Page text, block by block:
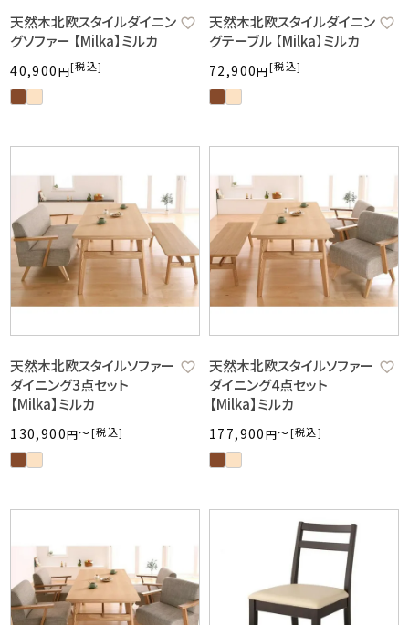
天然木北欧スタイルダイニン
グソファー 【Milka】ミルカ
40,900 税込
天然木北欧スタイルダイニン
グテーブル 【Milka】ミルカ
72,900 税込
天然木北欧スタイルソファー
ダイニング3点セット
【Milka】ミルカ
130,900 税込
〜
天然木北欧スタイルソファー
ダイニング4点セット
【Milka】ミルカ
177,900 税込
〜